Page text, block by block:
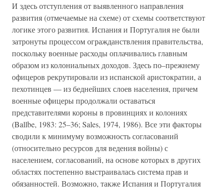
И здесь отступления от выявленного направления
развития (отмечаемые на схеме) от схемы соответствуют
логике этого развития. Испания и Португалия не были
затронуты процессом огражданствления правительства,
поскольку военные расходы оплачивались главным
образом из колониальных доходов. Здесь по–прежнему
офицеров рекрутировали из испанской аристократии, а
пехотинцев — из беднейших слоев населения, причем
военные офицеры продолжали оставаться
представителями короны в провинциях и колониях
(Ballbe, 1983: 25–36; Sales, 1974, 1986). Все эти факторы
сводили к минимуму возможность согласований
(относительно ресурсов для ведения войны) с
населением, согласований, на основе которых в других
областях постепенно выстраивалась система прав и
обязанностей. Возможно, также Испания и Португалия